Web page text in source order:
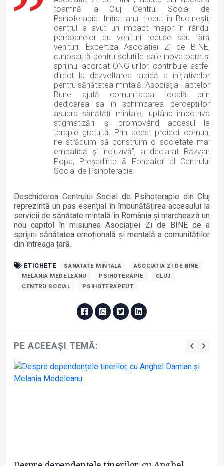
toamnă la Cluj Centrul Social de
Psihoterapie. Inițiat anul trecut în București,
centrul a avut un impact major în rândul
persoanelor cu venituri reduse sau fără
venituri. Expertiza Asociației Zi de BINE,
cunoscută pentru soluțiile sale inovatoare și
sprijinul acordat ONG-urilor, contribuie astfel
direct la dezvoltarea rapidă a inițiativelor
pentru sănătatea mintală. Asociația Faptelor
Bune ajută comunitatea locală prin
dedicarea sa în schimbarea percepțiilor
asupra sănătății mintale, luptând împotriva
stigmatizării și promovând accesul la
terapie gratuită. Prin acest proiect comun,
ne străduim să construim o societate mai
empatică și incluzivă”, a declarat Răzvan
Popa, Președinte & Fondator al Centrului
Social de Psihoterapie.
Deschiderea Centrului Social de Psihoterapie din Cluj
reprezintă un pas esențial în îmbunătățirea accesului la
servicii de sănătate mintală în România și marchează un
nou capitol în misiunea Asociației Zi de BINE de a
sprijini sănătatea emoțională și mentală a comunităților
din întreaga țară.
ETICHETE SANATATE MINTALA
ASOCIATIA ZI DE BINE
MELANIA MEDELEANU
PSIHOTERAPIE
CLUJ
CENTRU SOCIAL
PSIHOTERAPEUT
PE ACEEAȘI TEMĂ: